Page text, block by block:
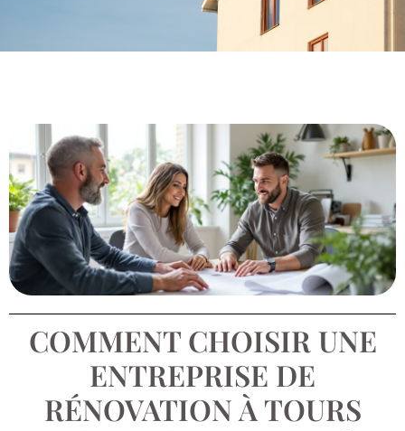
COMMENT CHOISIR UNE
ENTREPRISE DE
RÉNOVATION À TOURS